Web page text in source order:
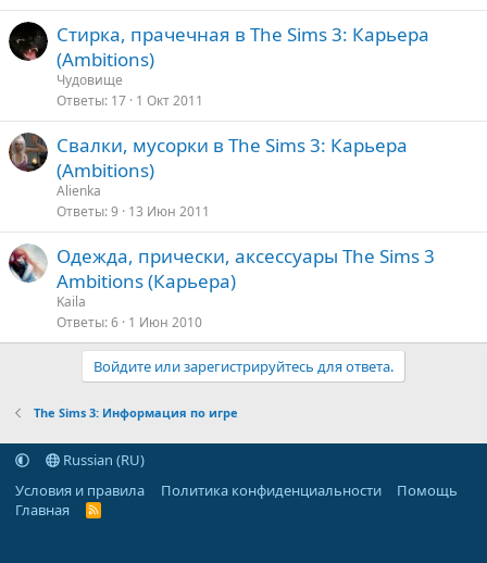
Стирка, прачечная в The Sims 3: Карьера
(Ambitions)
Чудовище
Ответы 17 1 Окт 2011
Свалки, мусорки в The Sims 3: Карьера
(Ambitions)
Alienka
Ответы 9 13 Июн 2011
Одежда, прически, аксессуары The Sims 3
Ambitions (Карьера)
Kaila
Ответы 6 1 Июн 2010
Войдите или зарегистрируйтесь для ответа.
The Sims 3: Информация по игре
Russian (RU)
Условия и правила
Политика конфиденциальности
Помощь
Главная
R